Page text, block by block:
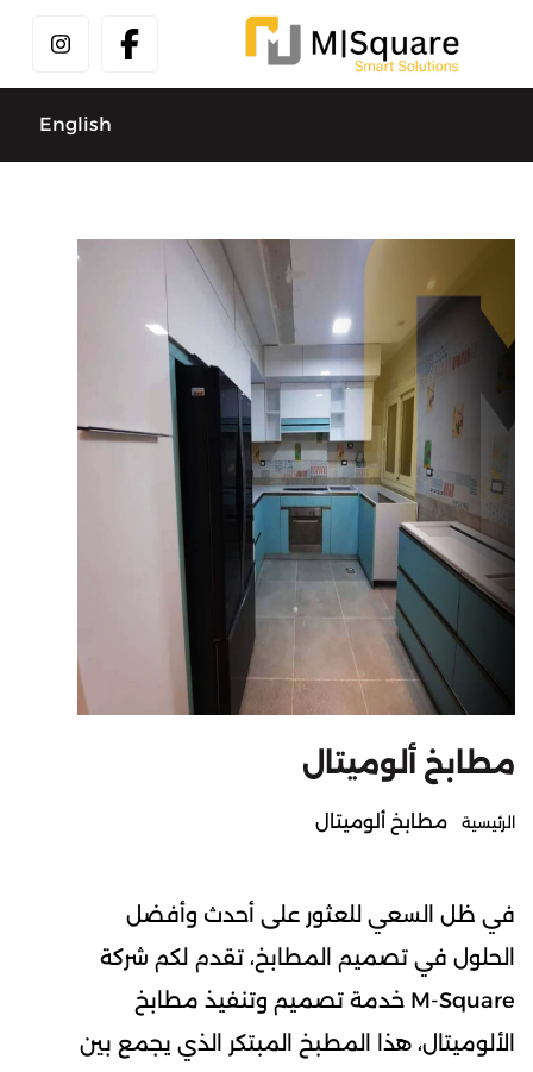
English
مطابخ ألوميتال
الرئيسية مطابخ ألوميتال
في ظل السعي للعثور على أحدث وأفضل
الحلول في تصميم المطابخ، تقدم لكم شركة
M-Square خدمة تصميم وتنفيذ مطابخ
الألوميتال، هذا المطبخ المبتكر الذي يجمع بين